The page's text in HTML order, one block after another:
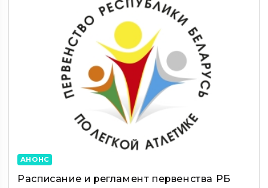
АНОНС
Расписание и регламент первенства РБ